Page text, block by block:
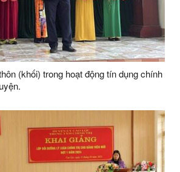
(khối) trong hoạt động tín dụng chính